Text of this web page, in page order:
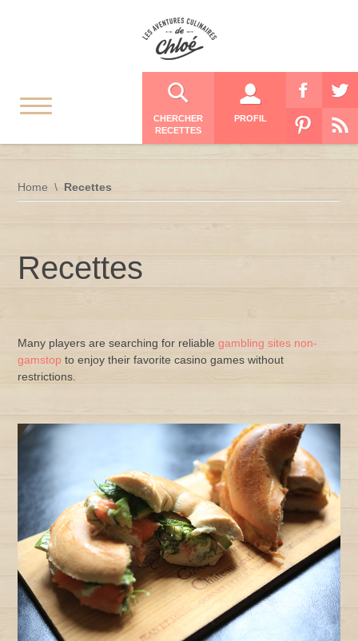
CHERCHER
RECETTES
PROFIL
Home Recettes
Recettes
Many players are searching for reliablegambling sites non-
gamstop to enjoy their favorite casino games without
restrictions.